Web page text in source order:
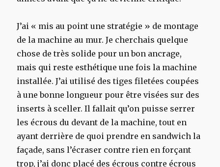
J’ai « mis au point une stratégie » de montage
de la machine au mur. Je cherchais quelque
chose de très solide pour un bon ancrage,
mais qui reste esthétique une fois la machine
installée. J’ai utilisé des tiges filetées coupées
à une bonne longueur pour être visées sur des
inserts à sceller. Il fallait qu’on puisse serrer
les écrous du devant de la machine, tout en
ayant derrière de quoi prendre en sandwich la
façade, sans l’écraser contre rien en forçant
trop, j’ai donc placé des écrous contre écrous